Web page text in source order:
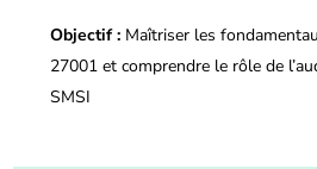
Objectif : Maîtriser les
27001 et comprendre le rôle de
SMSI